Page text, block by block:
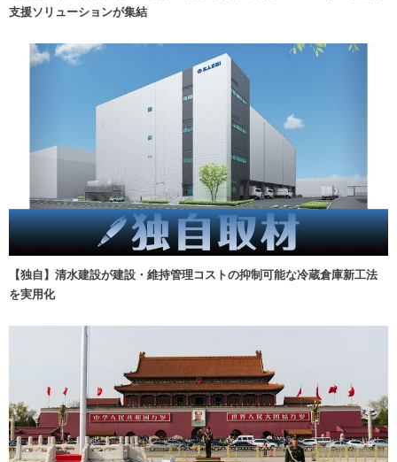
支援ソリューションが集結
【独自】清水建設が建設・維持管理コストの抑制可能な冷蔵倉庫新工法
を実用化